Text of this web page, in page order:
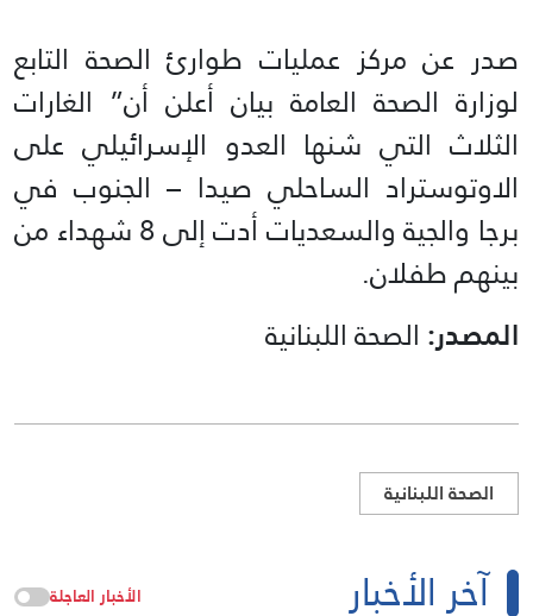
صدر عن مركز عمليات طوارئ الصحة التابع
لوزارة الصحة العامة بيان أعلن أن” الغارات
الثلاث التي شنها العدو الإسرائيلي على
الاوتوستراد الساحلي صيدا – الجنوب في
برجا والجية والسعديات أدت إلى 8 شهداء من
بينهم طفلان.
المصدر: الصحة اللبنانية
الصحة اللبنانية
آخر الأخبار الأخبار العاجلة